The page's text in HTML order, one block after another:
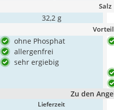
Salz
32,2 g
ohne Phosphat
allergenfrei
sehr ergiebig
Zu den
Lieferzeit